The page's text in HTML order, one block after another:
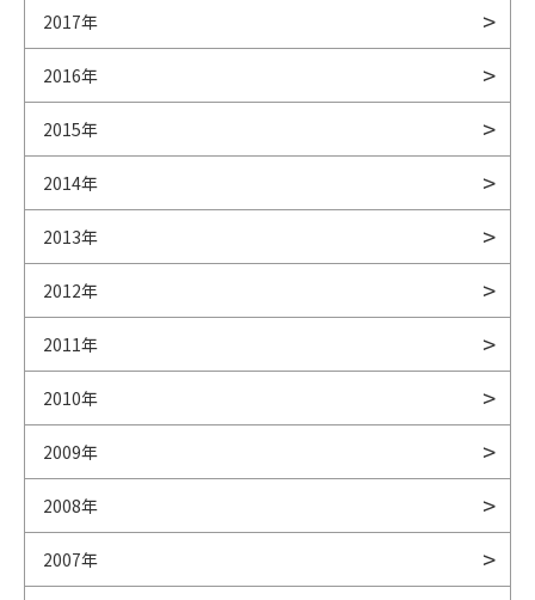
2017年
2016年
2015年
2014年
2013年
2012年
2011年
2010年
2009年
2008年
2007年